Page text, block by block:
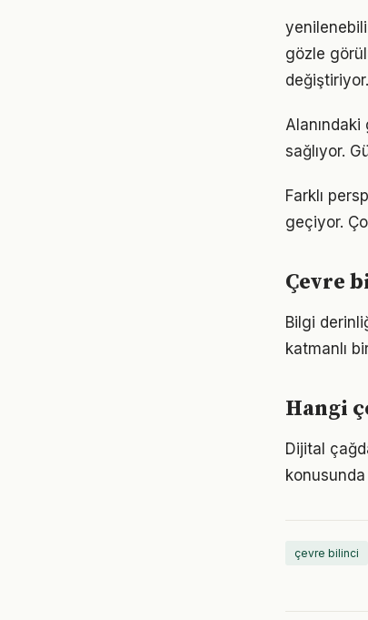
gözle
değiştiriyor.
sağlıyor.
Farklı
geçiyor.
Çevre
Bilgi
katmanlı
Hangi
Dijital
çevre bilinci